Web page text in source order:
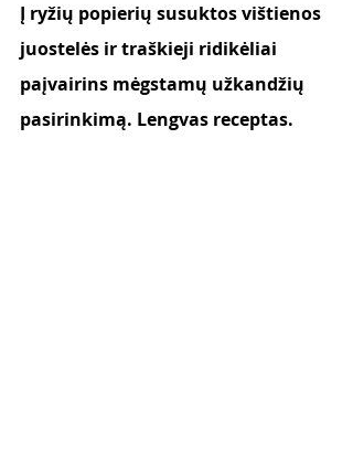
Į ryžių popierių susuktos vištienos
juostelės ir traškieji ridikėliai
paįvairins mėgstamų užkandžių
pasirinkimą. Lengvas receptas.